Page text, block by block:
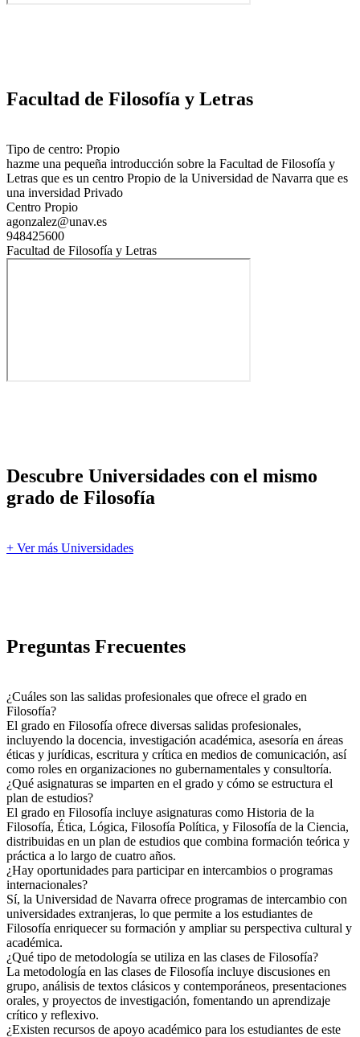
Facultad de Filosofía y Letras
Tipo de centro: Propio
hazme una pequeña introducción sobre la Facultad de Filosofía y
Letras que es un centro Propio de la Universidad de Navarra que es
una inversidad Privado
Centro Propio
agonzalez@unav.es
948425600
Facultad de Filosofía y Letras
Descubre Universidades con el mismo
grado de Filosofía
+ Ver más Universidades
Preguntas Frecuentes
¿Cuáles son las salidas profesionales que ofrece el grado en
Filosofía?
El grado en Filosofía ofrece diversas salidas profesionales,
incluyendo la docencia, investigación académica, asesoría en áreas
éticas y jurídicas, escritura y crítica en medios de comunicación, así
como roles en organizaciones no gubernamentales y consultoría.
¿Qué asignaturas se imparten en el grado y cómo se estructura el
plan de estudios?
El grado en Filosofía incluye asignaturas como Historia de la
Filosofía, Ética, Lógica, Filosofía Política, y Filosofía de la Ciencia,
distribuidas en un plan de estudios que combina formación teórica y
práctica a lo largo de cuatro años.
¿Hay oportunidades para participar en intercambios o programas
internacionales?
Sí, la Universidad de Navarra ofrece programas de intercambio con
universidades extranjeras, lo que permite a los estudiantes de
Filosofía enriquecer su formación y ampliar su perspectiva cultural y
académica.
¿Qué tipo de metodología se utiliza en las clases de Filosofía?
La metodología en las clases de Filosofía incluye discusiones en
grupo, análisis de textos clásicos y contemporáneos, presentaciones
orales, y proyectos de investigación, fomentando un aprendizaje
crítico y reflexivo.
¿Existen recursos de apoyo académico para los estudiantes de este